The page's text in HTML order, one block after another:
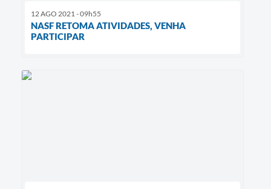
12 AGO 2021 - 09h55
NASF RETOMA ATIVIDADES, VENHA
PARTICIPAR